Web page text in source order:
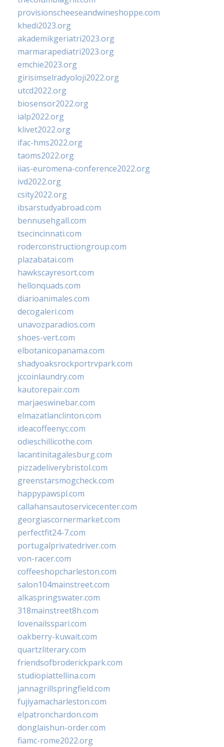
provisionscheeseandwineshoppe.com
khedi2023.org
akademikgeriatri2023.org
marmarapediatri2023.org
emchie2023.org
girisimselradyoloji2022.org
utcd2022.org
biosensor2022.org
ialp2022.org
klivet2022.org
ifac-hms2022.org
taoms2022.org
iias-euromena-conference2022.org
ivd2022.org
csity2022.org
ibsarstudyabroad.com
bennusehgall.com
tsecincinnati.com
roderconstructiongroup.com
plazabatai.com
hawkscayresort.com
hellonquads.com
diarioanimales.com
decogaleri.com
unavozparadios.com
shoes-vert.com
elbotanicopanama.com
shadyoaksrockportrvpark.com
jccoinlaundry.com
kautorepair.com
marjaeswinebar.com
elmazatlanclinton.com
ideacoffeenyc.com
odieschillicothe.com
lacantinitagalesburg.com
pizzadeliverybristol.com
greenstarsmogcheck.com
happypawspl.com
callahansautoservicecenter.com
georgiascornermarket.com
perfectfit24-7.com
portugalprivatedriver.com
von-racer.com
coffeeshopcharleston.com
salon104mainstreet.com
alkaspringswater.com
318mainstreet8h.com
lovenailsspari.com
oakberry-kuwait.com
quartzliterary.com
friendsofbroderickpark.com
studiopiattellina.com
jannagrillspringfield.com
fujiyamacharleston.com
elpatronchardon.com
donglaishun-order.com
fiamc-rome2022.org